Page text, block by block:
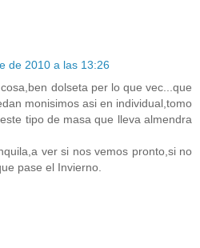
de 2010 a las 13:26
dolseta per lo que vec...que
monisimos asi en individual,tomo
tipo de masa que lleva almendra
ver si nos vemos pronto,si no
pase el Invierno.